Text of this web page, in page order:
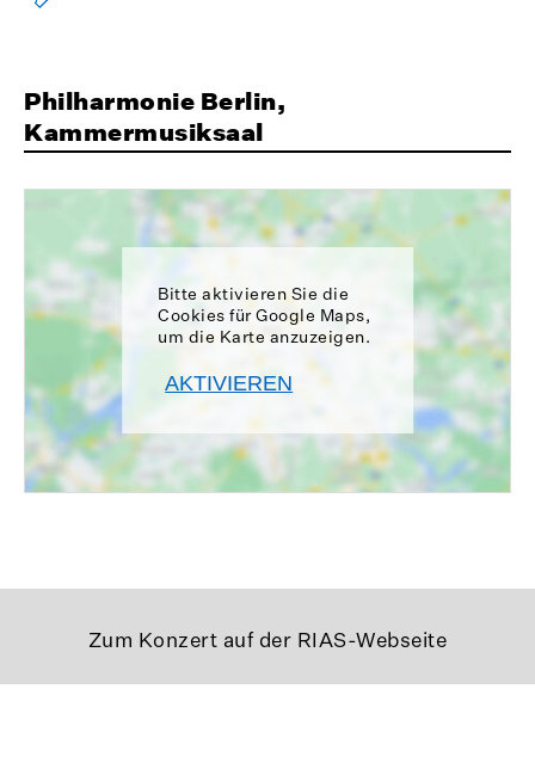
Philharmonie Berlin,
Kammermusiksaal
Bitte aktivieren Sie die
Cookies für Google Maps,
um die Karte anzuzeigen.
AKTIVIEREN
Zum Konzert auf der RIAS-Webseite